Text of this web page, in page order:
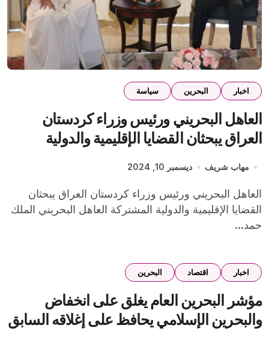
اخبار البحرين سياسة
العاهل البحريني ورئيس وزراء كردستان
العراق يبحثان القضايا الإقليمية والدولية
مهاب شريف ديسمبر 10, 2024
العاهل البحريني ورئيس وزراء كردستان العراق يبحثان
القضايا الإقليمية والدولية المشتركة العاهل البحريني الملك
حمد...
اخبار اقتصاد البحرين
مؤشر البحرين العام يغلق على انخفاض
والبحرين الإسلامي يحافظ على إغلاقه السابق